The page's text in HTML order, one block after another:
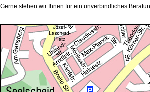
Gerne stehen wir Ihnen für ein unverbindliches